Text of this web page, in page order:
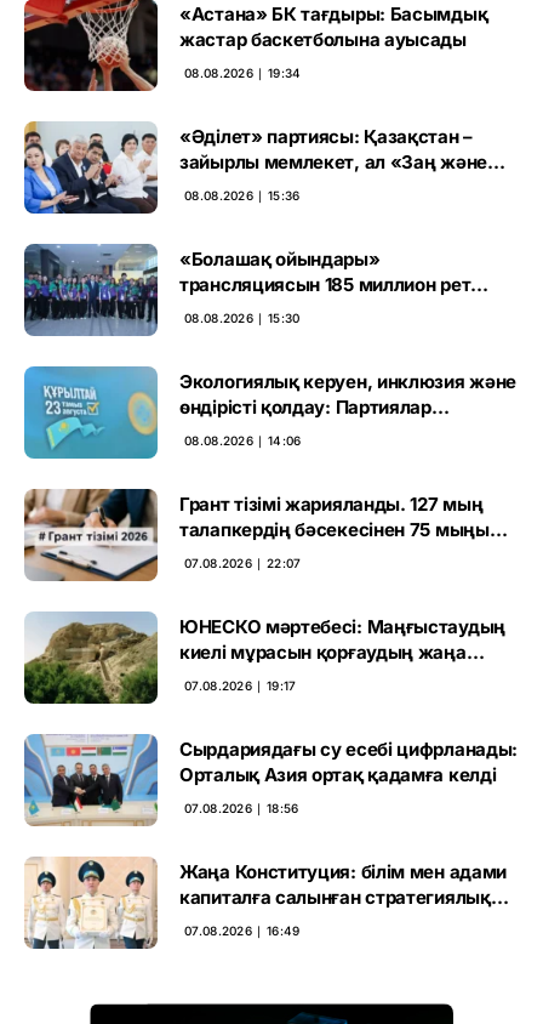
«Астана» БК тағдыры: Басымдық
жастар баскетболына ауысады
08.08.2026 ∣ 19:34
«Әділет» партиясы: Қазақстан –
зайырлы мемлекет, ал «Заң және
тәртіп» қағидаты баршаға міндетті
08.08.2026 ∣ 15:36
«Болашақ ойындары»
трансляциясын 185 миллион рет
көрген
08.08.2026 ∣ 15:30
Экологиялық керуен, инклюзия және
өндірісті қолдау: Партиялар
өңірлерде қандай мәселе көтерді
08.08.2026 ∣ 14:06
Грант тізімі жарияланды. 127 мың
талапкердің бәсекесінен 75 мыңы
өтті
07.08.2026 ∣ 22:07
ЮНЕСКО мәртебесі: Маңғыстаудың
киелі мұрасын қорғаудың жаңа
кезеңі басталды
07.08.2026 ∣ 19:17
Сырдариядағы су есебі цифрланады:
Орталық Азия ортақ қадамға келді
07.08.2026 ∣ 18:56
Жаңа Конституция: білім мен адами
капиталға салынған стратегиялық
негіз
07.08.2026 ∣ 16:49